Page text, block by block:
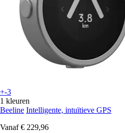
+-3
1 kleuren
Beeline Intelligente, intuïtieve GPS
Vanaf € 229,96